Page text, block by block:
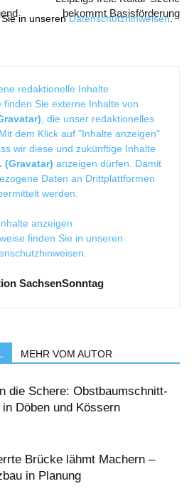
Sie in unserenDatenschutzhinweisen.
bekommt Basisförderung
redaktionelle Inhalte
finden Sie externe Inhalte von
, die unser redaktionelles
dem Klick auf "Inhalte anzeigen"
wir diese und zukünftige Inhalte
(Gravatar) anzeigen dürfen. Damit
Daten an Drittplattformen
werden.
anzeigen
finden Sie in unseren
.
SachsenSonntag
MEHR VOM AUTOR
die Schere: Obstbaumschnitt-
in Döben und Kössern
Brücke lähmt Machern –
in Planung